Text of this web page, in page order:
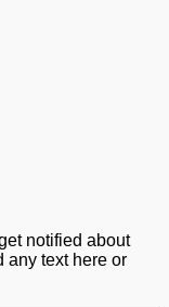
notified about
any text here or